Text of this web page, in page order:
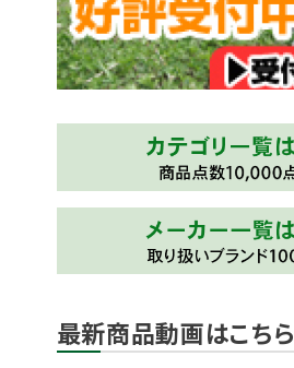
最新商品動画はこちら